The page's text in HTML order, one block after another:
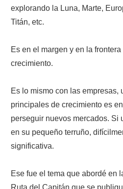
explorando la Luna, Marte,
Titán, etc.
Es en el margen y en la frontera
crecimiento.
Es lo mismo con las empresas,
principales de crecimiento es
perseguir nuevos mercados. Si
en su pequeño terruño,
significativa.
Ese fue el tema que abordé en
Ruta del Capitán que se